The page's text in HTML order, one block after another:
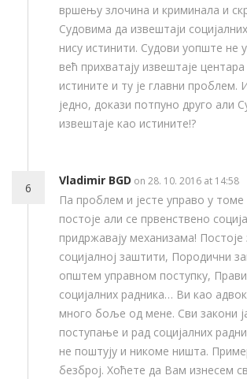
вршењу злочина и криминала и
Судовима да извештаји
нису истинити. Судови уопште не
већ прихватају извештаје
истините и ту је главни проблем.
једно, докази потпуно друго али
извештаје као истините!?
6
Vladimir BGD on 28. 10. 2016 at 14:58
Па проблем и јесте управо у
постоје али се првенствено
придржавају механизама!
социјалној заштити, Породични
општем управном поступку,
социјалних радника… Ви као
много боље од мене. Сви закони
поступање и рад социјалних
не поштују и никоме ништа.
безброј. Хоћете да Вам изнесем